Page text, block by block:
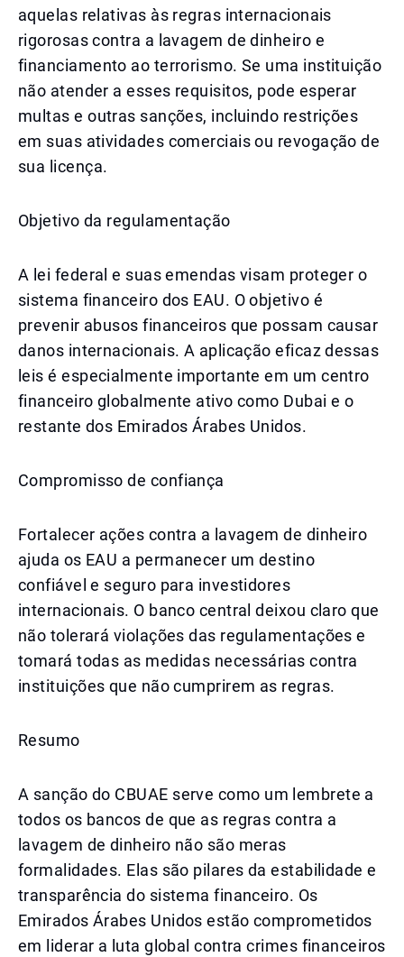
aquelas relativas às regras internacionais
rigorosas contra a lavagem de dinheiro e
financiamento ao terrorismo. Se uma instituição
não atender a esses requisitos, pode esperar
multas e outras sanções, incluindo restrições
em suas atividades comerciais ou revogação de
sua licença.
Objetivo da regulamentação
A lei federal e suas emendas visam proteger o
sistema financeiro dos EAU. O objetivo é
prevenir abusos financeiros que possam causar
danos internacionais. A aplicação eficaz dessas
leis é especialmente importante em um centro
financeiro globalmente ativo como Dubai e o
restante dos Emirados Árabes Unidos.
Compromisso de confiança
Fortalecer ações contra a lavagem de dinheiro
ajuda os EAU a permanecer um destino
confiável e seguro para investidores
internacionais. O banco central deixou claro que
não tolerará violações das regulamentações e
tomará todas as medidas necessárias contra
instituições que não cumprirem as regras.
Resumo
A sanção do CBUAE serve como um lembrete a
todos os bancos de que as regras contra a
lavagem de dinheiro não são meras
formalidades. Elas são pilares da estabilidade e
transparência do sistema financeiro. Os
Emirados Árabes Unidos estão comprometidos
em liderar a luta global contra crimes financeiros